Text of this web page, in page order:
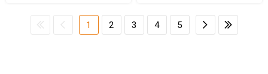
1 2 3 4 5